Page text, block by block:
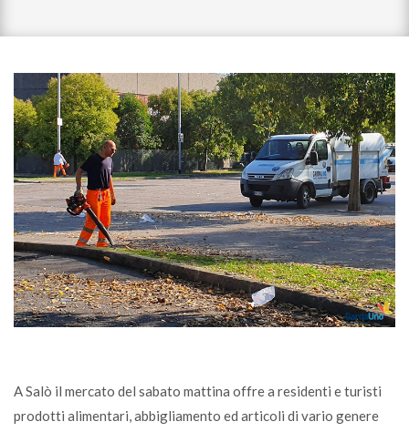
A Salò il mercato del sabato mattina offre a residenti e turisti
prodotti alimentari, abbigliamento ed articoli di vario genere